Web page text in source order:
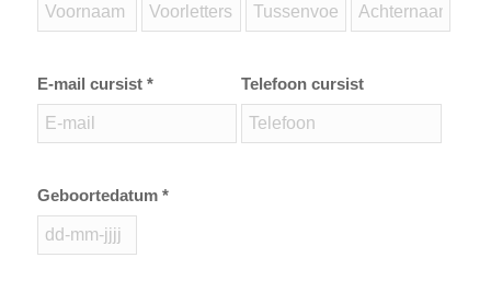
E-mail cursist * Telefoon cursist
Geboortedatum *